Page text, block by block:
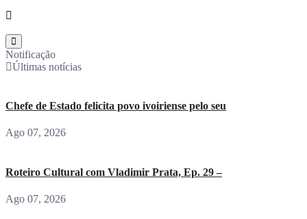
Notificação
Últimas notícias
Chefe de Estado felicita povo ivoiriense pelo seu
Ago 07, 2026
Roteiro Cultural com Vladimir Prata, Ep. 29 –
Ago 07, 2026